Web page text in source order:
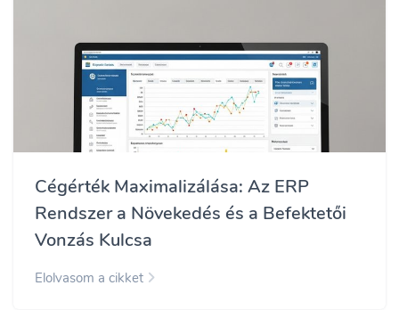
Cégérték Maximalizálása: Az ERP
Rendszer a Növekedés és a Befektetői
Vonzás Kulcsa
Elolvasom a cikket